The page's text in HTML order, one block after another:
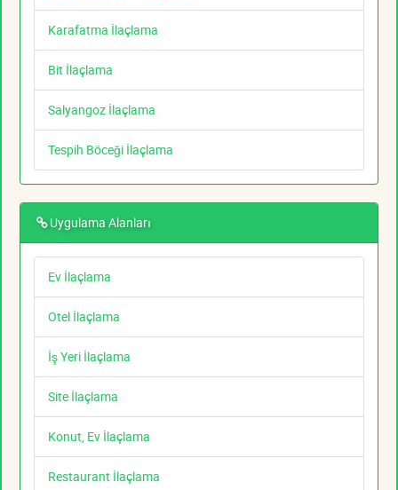
Karafatma İlaçlama
Bit İlaçlama
Salyangoz İlaçlama
Tespih Böceği İlaçlama
Uygulama Alanları
Ev İlaçlama
Otel İlaçlama
İş Yeri İlaçlama
Site İlaçlama
Konut, Ev İlaçlama
Restaurant İlaçlama